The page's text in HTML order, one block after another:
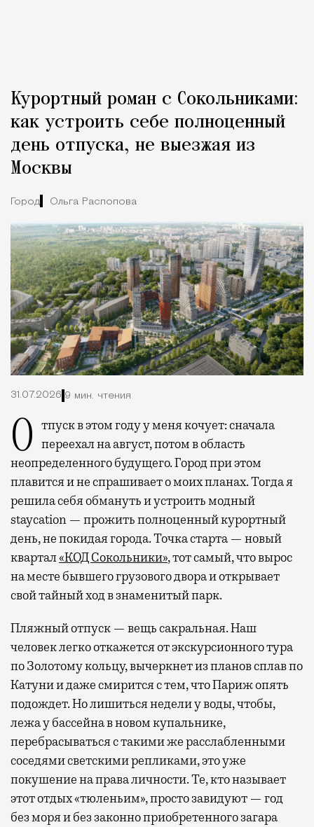
Курортный роман с Сокольниками:
как устроить себе полноценный
день отпуска, не выезжая из
Москвы
Город Ольга Распопова
31.07.2026 9 мин. чтения
Отпуск в этом году у меня кочует: сначала переехал на август, потом в область
неопределенного будущего. Город при этом
плавится и не спрашивает о моих планах. Тогда я
решила себя обмануть и устроить модный
staycation — прожить полноценный курортный
день, не покидая города. Точка старта — новый
квартал«КОД Сокольники», тот самый, что вырос
на месте бывшего грузового двора и открывает
свой тайный ход в знаменитый парк.
Пляжный отпуск — вещь сакральная. Наш
человек легко откажется от экскурсионного тура
по Золотому кольцу, вычеркнет из планов сплав по
Катуни и даже смирится с тем, что Париж опять
подождет. Но лишиться недели у воды, чтобы,
лежа у бассейна в новом купальнике,
перебрасываться с такими же расслабленными
соседями светскими репликами, это уже
покушение на права личности. Те, кто называет
этот отдых «тюленьим», просто завидуют — год
без моря и без законно приобретенного загара